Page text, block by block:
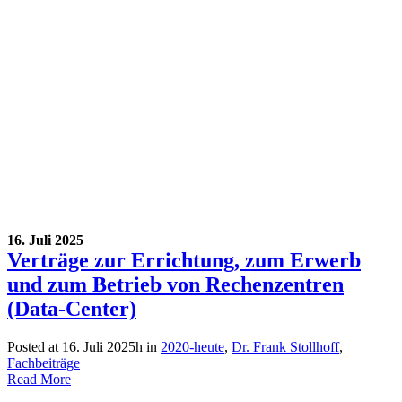
16. Juli 2025
Verträge zur Errichtung, zum Erwerb
und zum Betrieb von Rechenzentren
(Data-Center)
Posted at 16. Juli 2025h in 2020-heute, Dr. Frank Stollhoff,
Fachbeiträge
Read More